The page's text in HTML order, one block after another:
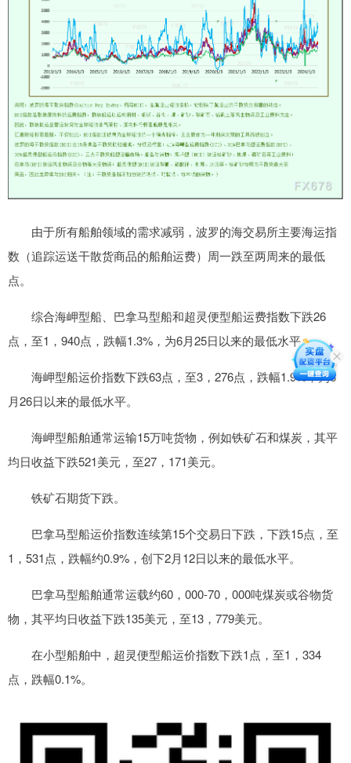
由于所有船舶领域的需求减弱，波罗的海交易所主要海运指
数（追踪运送干散货商品的船舶运费）周一跌至两周来的最低
点。
综合海岬型船、巴拿马型船和超灵便型船运费指数下跌26
点，至1，940点，跌幅1.3%，为6月25日以来的最低水平。
海岬型船运价指数下跌63点，至3，276点，跌幅1.9%，为6
月26日以来的最低水平。
海岬型船舶通常运输15万吨货物，例如铁矿石和煤炭，其平
均日收益下跌521美元，至27，171美元。
铁矿石期货下跌。
巴拿马型船运价指数连续第15个交易日下跌，下跌15点，至
1，531点，跌幅约0.9%，创下2月12日以来的最低水平。
巴拿马型船舶通常运载约60，000-70，000吨煤炭或谷物货
物，其平均日收益下跌135美元，至13，779美元。
在小型船舶中，超灵便型船运价指数下跌1点，至1，334
点，跌幅0.1%。